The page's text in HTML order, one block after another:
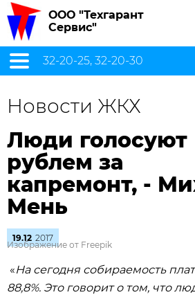
ООО "Техгарант
Сервис"
32-20-25, 32-20-30
Новости ЖКХ
Люди голосуют
рублем за
капремонт, -
Мень
19.12 2017
Изображение от Freepik
«На сегодня собираемость
88,8%. Это говорит о том, что